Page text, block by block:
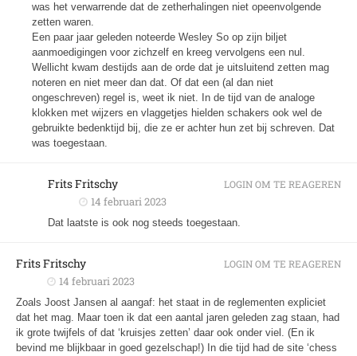
was het verwarrende dat de zetherhalingen niet opeenvolgende
zetten waren.
Een paar jaar geleden noteerde Wesley So op zijn biljet
aanmoedigingen voor zichzelf en kreeg vervolgens een nul.
Wellicht kwam destijds aan de orde dat je uitsluitend zetten mag
noteren en niet meer dan dat. Of dat een (al dan niet
ongeschreven) regel is, weet ik niet. In de tijd van de analoge
klokken met wijzers en vlaggetjes hielden schakers ook wel de
gebruikte bedenktijd bij, die ze er achter hun zet bij schreven. Dat
was toegestaan.
Frits Fritschy
14 februari 2023
Dat laatste is ook nog steeds toegestaan.
LOGIN OM TE REAGEREN
Frits Fritschy
14 februari 2023
Zoals Joost Jansen al aangaf: het staat in de reglementen expliciet
dat het mag. Maar toen ik dat een aantal jaren geleden zag staan, had
ik grote twijfels of dat ‘kruisjes zetten’ daar ook onder viel. (En ik
bevind me blijkbaar in goed gezelschap!) In die tijd had de site ‘chess
LOGIN OM TE REAGEREN